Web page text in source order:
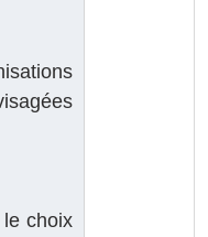
choix